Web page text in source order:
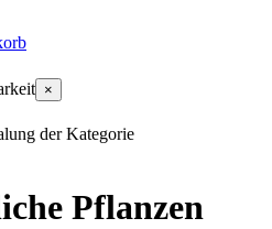
×
Pflanzen